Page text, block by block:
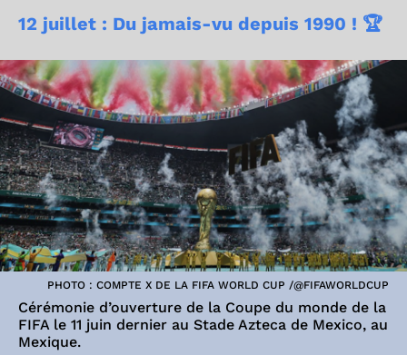
12 juillet : Du jamais-vu depuis 1990 ! 🏆
PHOTO : COMPTE X DE LA FIFA WORLD CUP /@FIFAWORLDCUP
Cérémonie d’ouverture de la Coupe du monde de la
FIFA le 11 juin dernier au Stade Azteca de Mexico, au
Mexique.